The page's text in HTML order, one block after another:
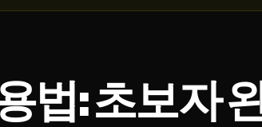
법: 초보자